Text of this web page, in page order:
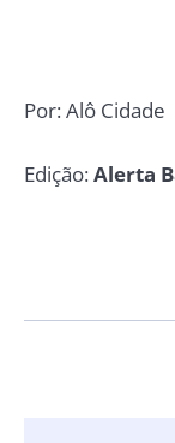
Por: Alô Cidade
Edição:Alerta